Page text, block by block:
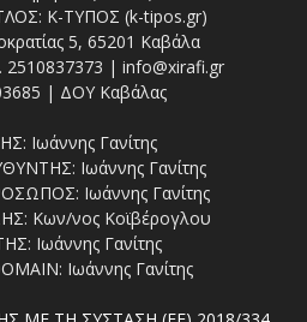
Κ-ΤΥΠΟΣ (k-tipos.gr)
5, 65201 Καβάλα
2510837373 | info@xirafi.gr
| ΔΟΥ Καβάλας
Ιωάννης Γανίτης
Ιωάννης Γανίτης
Ιωάννης Γανίτης
Κων/νος Κοϊβέρογλου
Ιωάννης Γανίτης
Ιωάννης Γανίτης